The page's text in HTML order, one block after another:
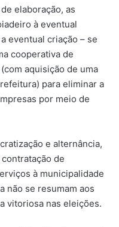
elaboração, as
à eventual
eventual criação – se
cooperativa de
aquisição de uma
para eliminar a
por meio de
e alternância,
de
à municipalidade
não se resumam aos
vitoriosa nas eleições.